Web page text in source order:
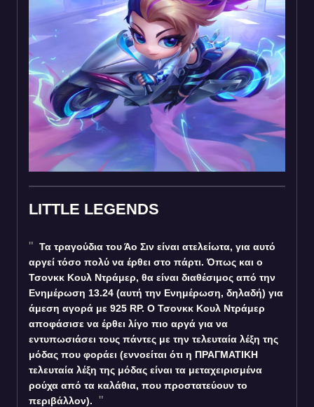
LITTLE LEGENDS
Τα τραγούδια του Άο Σιν είναι ατελείωτα, για αυτό
αργεί τόσο πολύ να έρθει στο πάρτι. Όπως και ο
Τσονκκ Κουλ Ντράμερ, θα είναι διαθέσιμος από την
Ενημέρωση 13.24 (αυτή την Ενημέρωση, δηλαδή) για
άμεση αγορά με 925 RP. Ο Τσονκκ Κουλ Ντράμερ
αποφάσισε να έρθει λίγο πιο αργά για να
εντυπωσιάσει τους πάντες με την τελευταία λέξη της
μόδας που φοράει (εννοείται ότι η ΠΡΑΓΜΑΤΙΚΗ
τελευταία λέξη της μόδας είναι τα μεταχειρισμένα
ρούχα από τα καλάθια, που προστατεύουν το
περιβάλλον).